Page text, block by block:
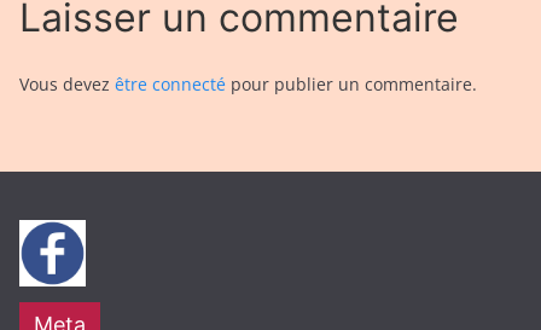
Laisser un commentaire
Vous devez être connecté pour publier un commentaire.